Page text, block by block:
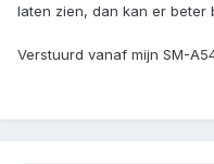
laten zien, dan kan er beter
Verstuurd vanaf mijn SM-